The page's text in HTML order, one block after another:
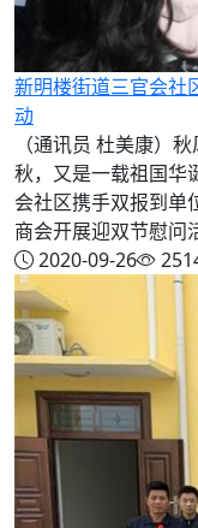
新明楼街道三官会社
动
（通讯员 杜美康）
秋，又是一载祖国华
会社区携手双报到单
商会开展迎双节慰问
2020-09-26